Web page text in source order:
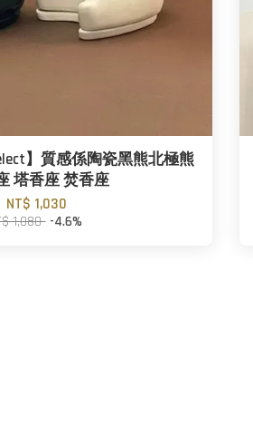
】質感係陶瓷黑熊北極熊
塔香座 焚香座
NT$ 1,030
1,080 -4.6%